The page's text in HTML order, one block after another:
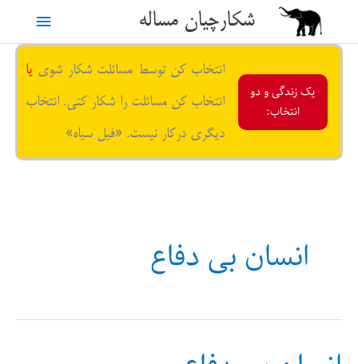
محتوا
شکارچیان مساله
فهرست
یک زندگی و دو
انتخاب:
انتخاب کن توسط مسائلت شکار شوی یا
انتخاب کن مسائلت را شکار کنی. انتخاب
دیگری درکار نیست. «فیل سیاه»
انسان بی دفاع